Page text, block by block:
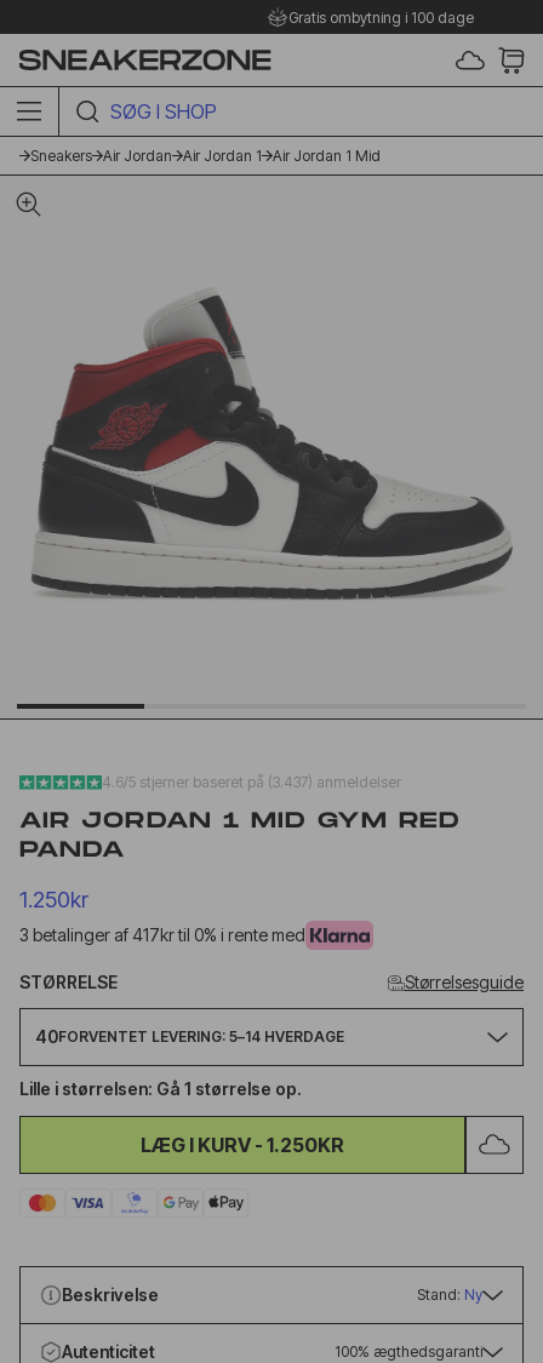
Gratis ombytning i 100 dage
SØG I SHOPPEN HER
YEEZY SLIDE YS-01
499kr650kr
YEEZY
499kr
Sneakers Air Jordan Air Jordan 1 Air Jordan 1 Mid
4.6/5 stjerner baseret på (3.437) anmeldelser
AIR JORDAN 1 MID GYM RED
PANDA
1.250kr
3 betalinger af 417kr til 0% i rente med
STØRRELSE Størrelsesguide
40FORVENTET LEVERING: 5–14 HVERDAGE
Lille i størrelsen: Gå 1 størrelse op.
LÆG I KURV - 1.250KR
Beskrivelse Stand: Ny
Autenticitet 100% ægthedsgaranti